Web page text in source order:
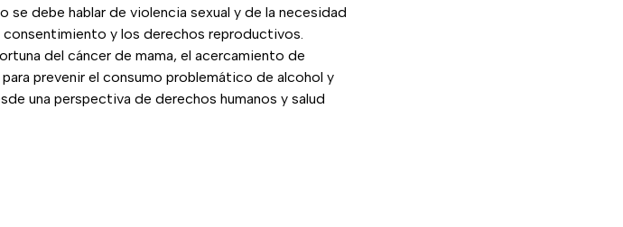
se debe hablar de violencia sexual y de la necesidad
y los derechos reproductivos.
del cáncer de mama, el acercamiento de
prevenir el consumo problemático de alcohol y
una perspectiva de derechos humanos y salud